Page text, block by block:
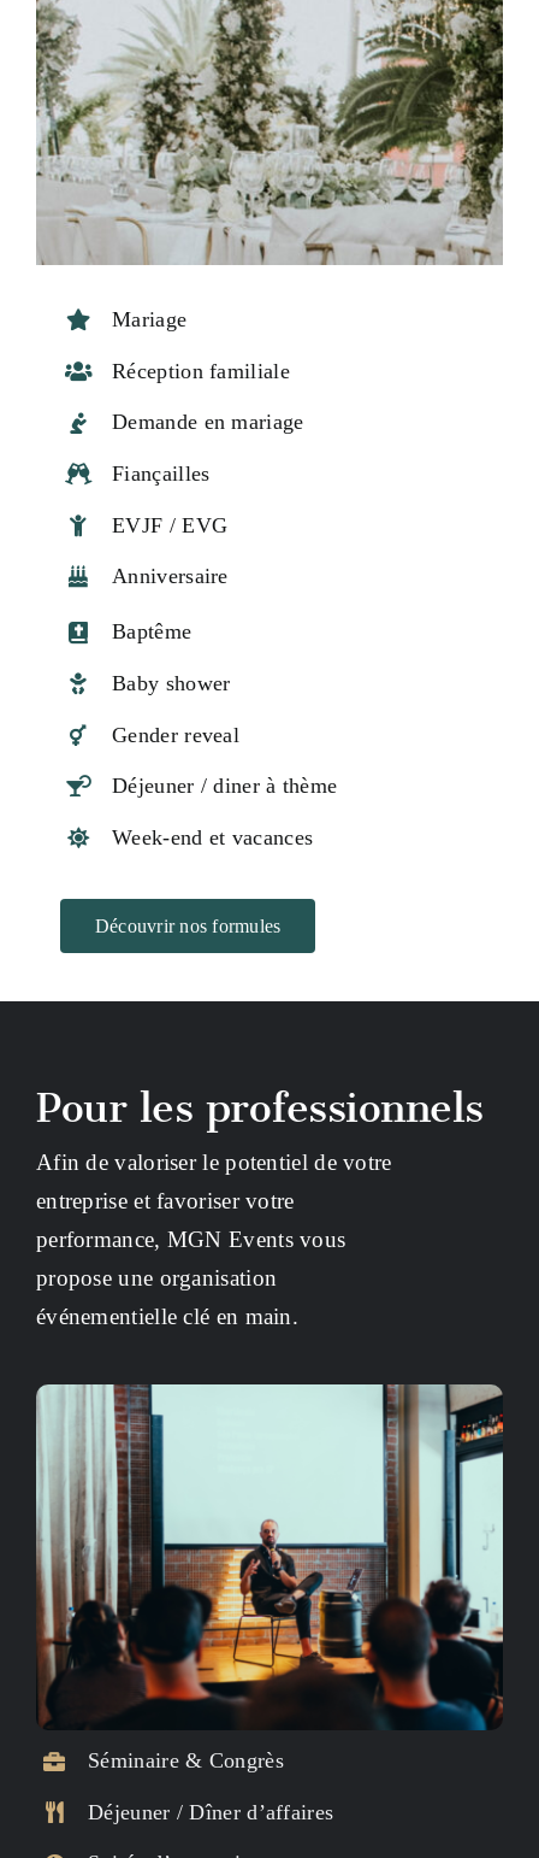
Mariage
Réception familiale
Demande en mariage
Fiançailles
EVJF / EVG
Anniversaire
Baptême
Baby shower
Gender reveal
Déjeuner / diner à thème
Week-end et vacances
Découvrir nos formules
Pour les professionnels
Afin de valoriser le potentiel de votre
entreprise et favoriser votre
performance, MGN Events vous
propose une organisation
événementielle clé en main.
Séminaire & Congrès
Déjeuner / Dîner d’affaires